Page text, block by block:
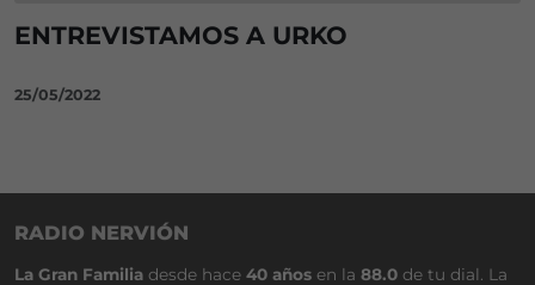
ENTREVISTAMOS A URKO
25/05/2022
RADIO NERVIÓN
La Gran Familia desde hace 40 años en la 88.0 de tu dial. La